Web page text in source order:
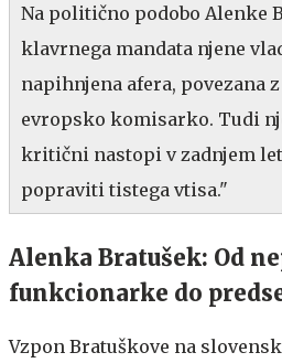
Na politično podobo Alenke
klavrnega mandata njene
napihnjena afera, povezana
evropsko komisarko. Tudi
kritični nastopi v zadnjem
popraviti tistega vtisa."
Alenka Bratušek: Od
funkcionarke do
Vzpon Bratuškove na